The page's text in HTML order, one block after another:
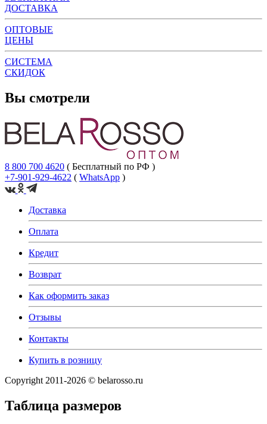
ДОСТАВКА
ОПТОВЫЕ
ЦЕНЫ
СИСТЕМА
СКИДОК
Вы смотрели
8 800 700 4620 ( Бесплатный по РФ )
+7-901-929-4622 ( WhatsApp )
Доставка
Оплата
Кредит
Возврат
Как оформить заказ
Отзывы
Контакты
Купить в розницу
Copyright 2011-2026 © belarosso.ru
Таблица размеров